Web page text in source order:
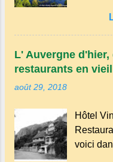
d'art
cela
: le Lac
premier
des
En
et en
L' Auvergne
restaurants en
août 29, 2018
Hôtel
voici